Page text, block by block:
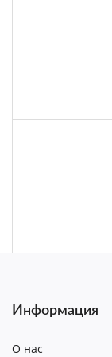
Информация
О нас